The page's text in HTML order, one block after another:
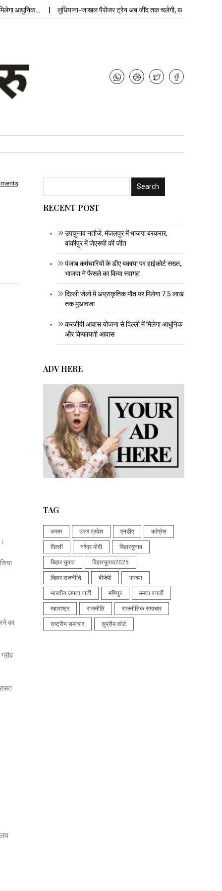
आधुनिक… लुधियाना-जाखल पैसेंजर ट्रेन अब जींद तक चलेगी, बढ़ेगी…
का
लय
RECENT POST
उपचुनाव नतीजे: मंजलपुर में भाजपा बरकरार,
बांकीपुर में जेएसपी की जीत
पंजाब कर्मचारियों के डीए बकाया पर हाईकोर्ट सख्त,
भाजपा ने फैसले का किया स्वागत
दिल्ली जेलों में अप्राकृतिक मौत पर मिलेगा 7.5 लाख
तक मुआवजा
करजीवी आवास योजना से दिल्ली में मिलेगा आधुनिक
और किफायती आवास
ADV HERE
TAG
असम उत्तर प्रदेश एनडीए कांग्रेस
दिल्ली नरेंद्र मोदी बिहारचुनाव
बिहार चुनाव बिहारचुनाव2025
बिहार राजनीति बीजेपी भाजपा
भारतीय जनता पार्टी मणिपुर ममता बनर्जी
महाराष्ट्र राजनीति राजनीतिक समाचार
राष्ट्रीय समाचार सुप्रीम कोर्ट